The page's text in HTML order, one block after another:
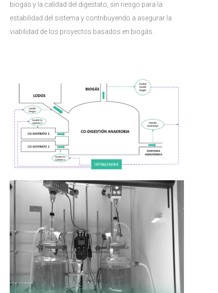
biogás y la calidad del digestato, sin riesgo para la
estabilidad del sistema y contribuyendo a asegurar la
viabilidad de los proyectos basados en biogás.